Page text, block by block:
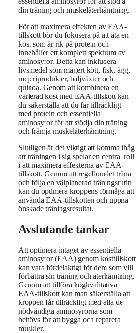
din träning och muskelåterhämtning.
För att maximera effekten av EAA-
tillskott bör du fokusera på att äta en
kost som är rik på protein och
innehåller ett komplett spektrum av
aminosyror. Detta kan inkludera
livsmedel som magert kött, fisk, ägg,
mejeriprodukter, baljväxter och
quinoa. Genom att kombinera en
varierad kost med EAA-tillskott kan
du säkerställa att du får tillräckligt
med protein och essentiella
aminosyror för att stödja din träning
och främja muskelåterhämtning.
Slutligen är det viktigt att komma ihåg
att träningen i sig spelar en central roll
i att maximera effekterna av EAA-
tillskott. Genom att regelbundet träna
och följa en välplanerad träningsrutin
kan du optimera kroppens förmåga att
använda EAA-tillskotten och uppnå
önskade träningsresultat.
Avslutande tankar
Att optimera intaget av essentiella
aminosyror (EAA) genom kosttillskott
kan vara fördelaktigt för dem som vill
förbättra sin träning och återhämtning.
Genom att tillföra högkvalitativa
EAA-tillskott kan man säkerställa att
kroppen får tillräckligt med alla de
nödvändiga aminosyrorna som
behövs för att bygga och reparera
muskler.